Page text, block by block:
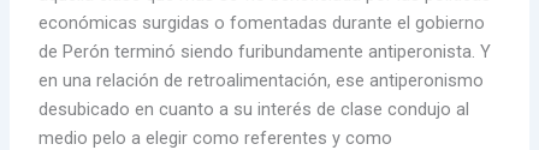
económicas surgidas o fomentadas durante el gobierno
de Perón terminó siendo furibundamente antiperonista. Y
en una relación de retroalimentación, ese antiperonismo
desubicado en cuanto a su interés de clase condujo al
medio pelo a elegir como referentes y como